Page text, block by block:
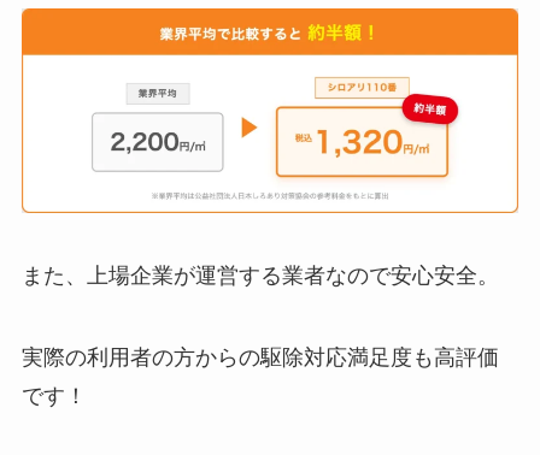
また、上場企業が運営する業者なので安心安全。
実際の利用者の方からの駆除対応満足度も高評価
です！